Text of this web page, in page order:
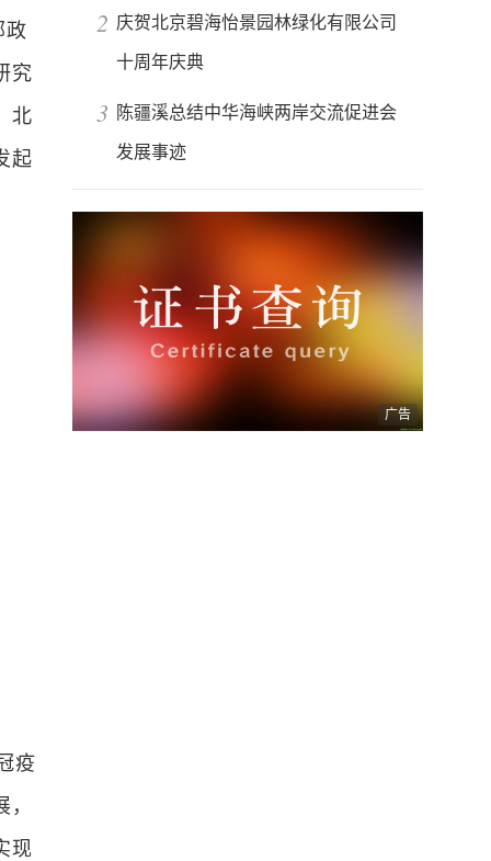
政
究
北
起
疫
现
2 庆贺北京碧海怡景园林绿化有限公司
十周年庆典
3 陈疆溪总结中华海峡两岸交流促进会
发展事迹
广告